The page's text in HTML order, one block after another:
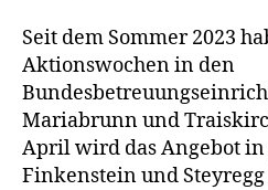
Seit dem Sommer 2023
Aktionswochen in den
Mariabrunn und
April wird das Angebot
Finkenstein und